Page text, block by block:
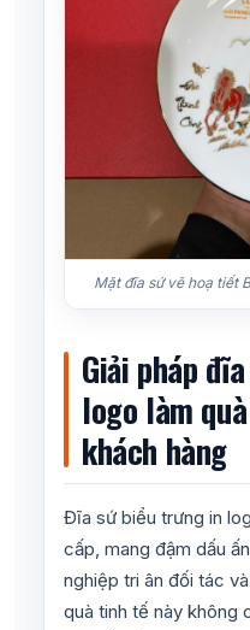
Mặt đĩa sứ vẽ hoạ tiết
Giải pháp
logo làm
khách hàng
Đĩa sứ biểu trưng in
cấp, mang đậm dấu
nghiệp tri ân đối tác
quà tinh tế này không